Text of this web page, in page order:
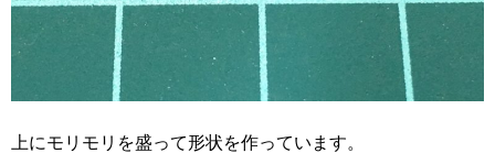
上にモリモリを盛って形状を作っています。